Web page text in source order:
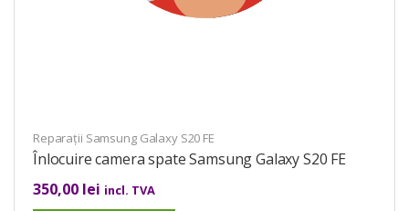
Reparații Samsung Galaxy S20 FE
Înlocuire camera spate Samsung Galaxy S20 FE
350,00 lei incl. TVA